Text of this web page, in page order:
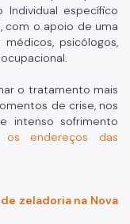
específico
com o apoio de uma
psicólogos,
o tratamento mais
de crise, nos
intenso sofrimento
endereços das
zeladoria na Nova